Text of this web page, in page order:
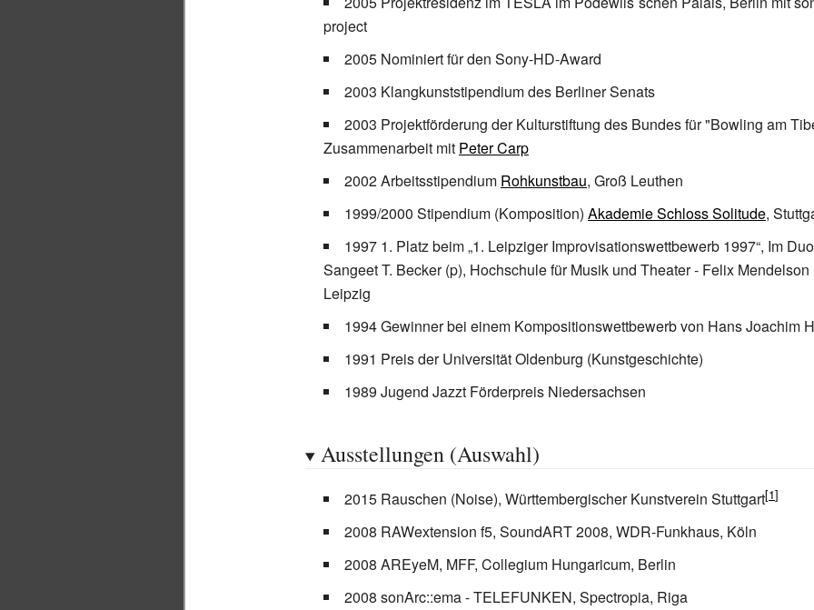
project
2005 Nominiert für den Sony-HD-Award
2003 Klangkunststipendium des Berliner Senats
2003 Projektförderung der Kulturstiftung des Bundes für "Bowling am
Zusammenarbeit mit Peter Carp
2002 Arbeitsstipendium Rohkunstbau, Groß Leuthen
1999/2000 Stipendium (Komposition) Akademie Schloss Solitude,
1997 1. Platz beim „1. Leipziger Improvisationswettbewerb 1997“, Im
Sangeet T. Becker (p), Hochschule für Musik und Theater - Felix Mendelson
Leipzig
1994 Gewinner bei einem Kompositionswettbewerb von Hans Joachim
1991 Preis der Universität Oldenburg (Kunstgeschichte)
1989 Jugend Jazzt Förderpreis Niedersachsen
Ausstellungen (Auswahl)
2015 Rauschen (Noise), Württembergischer Kunstverein Stuttgart
2008 RAWextension f5, SoundART 2008, WDR-Funkhaus, Köln
2008 AREyeM, MFF, Collegium Hungaricum, Berlin
2008 sonArc::ema - TELEFUNKEN, Spectropia, Riga